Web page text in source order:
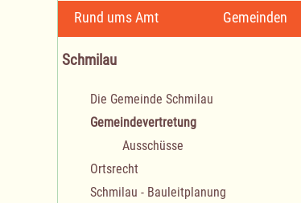
Navigation
überspringen
Rund ums Amt Gemeinden
Schmilau
Navigation
überspringen
Die Gemeinde Schmilau
Gemeindevertretung
Ausschüsse
Ortsrecht
Schmilau - Bauleitplanung